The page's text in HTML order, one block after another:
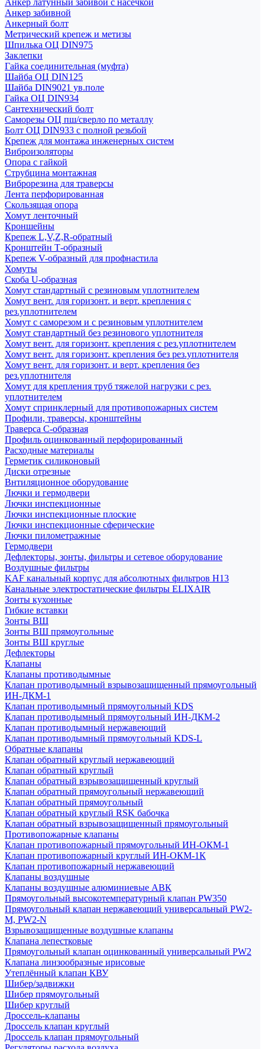
Анкер латунный забивой с насечкой
Анкер забивной
Анкерный болт
Метрический крепеж и метизы
Шпилька ОЦ DIN975
Заклепки
Гайка соединительная (муфта)
Шайба ОЦ DIN125
Шайба DIN9021 ув.поле
Гайка ОЦ DIN934
Сантехнический болт
Саморезы ОЦ пш/сверло по металлу
Болт ОЦ DIN933 с полной резьбой
Крепеж для монтажа инженерных систем
Виброизоляторы
Опора с гайкой
Струбцина монтажная
Виброрезина для траверсы
Лента перфорированная
Скользящая опора
Хомут ленточный
Кроншейны
Крепеж L,V,Z,R-обратный
Кронштейн Т-образный
Крепеж V-образный для профнастила
Хомуты
Скоба U-образная
Хомут стандартный с резиновым уплотнителем
Хомут вент. для горизонт. и верт. крепления с
рез.уплотнителем
Хомут с саморезом и с резиновым уплотнителем
Хомут стандартный без резинового уплотнителя
Хомут вент. для горизонт. крепления с рез.уплотнителем
Хомут вент. для горизонт. крепления без рез.уплотнителя
Хомут вент. для горизонт. и верт. крепления без
рез.уплотнителя
Хомут для крепления труб тяжелой нагрузки с рез.
уплотнителем
Хомут спринклерный для противопожарных систем
Профили, траверсы, кронштейны
Траверса С-образная
Профиль оцинкованный перфорированный
Расходные материалы
Герметик силиконовый
Диски отрезные
Внтиляционное оборудование
Лючки и гермодвери
Лючки инспекционные
Лючки инспекционные плоские
Лючки инспекционные сферические
Лючки пилометражные
Гермодвери
Дефлекторы, зонты, фильтры и сетевое оборудование
Воздушные фильтры
KAF канальный корпус для абсолютных фильтров H13
Канальные электростатические фильтры ELIXAIR
Зонты кухонные
Гибкие вставки
Зонты ВШ
Зонты ВШ прямоугольные
Зонты ВШ круглые
Дефлекторы
Клапаны
Клапаны противодымные
Клапан противодымный взрывозащищенный прямоугольный
ИН-ДКМ-1
Клапан противодымный прямоугольный KDS
Клапан противодымный прямоугольный ИН-ДКМ-2
Клапан противодымный нержавеющий
Клапан противодымный прямоугольный KDS-L
Обратные клапаны
Клапан обратный круглый нержавеющий
Клапан обратный круглый
Клапан обратный взрывозащищенный круглый
Клапан обратный прямоугольный нержавеющий
Клапан обратный прямоугольный
Клапан обратный круглый RSK бабочка
Клапан обратный взрывозащищенный прямоугольный
Противопожарные клапаны
Клапан противопожарный прямоугольный ИН-ОКМ-1
Клапан противопожарный круглый ИН-ОКМ-1К
Клапан противопожарный нержавеющий
Клапаны воздушные
Клапаны воздушные алюминиевые АВК
Прямоугольный высокотемпературный клапан PW350
Прямоугольный клапан нержавеющий универсальный PW2-
M, PW2-N
Взрывозащищенные воздушные клапаны
Клапана лепестковые
Прямоугольный клапан оцинкованный универсальный PW2
Клапана линзообразные ирисовые
Утеплённый клапан КВУ
Шибер/задвижки
Шибер прямоугольный
Шибер круглый
Дроссель-клапаны
Дроссель клапан круглый
Дроссель клапан прямоугольный